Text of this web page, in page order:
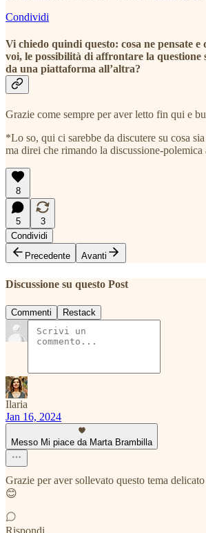
Condividi
Vi chiedo quindi questo: cosa ne pensate e
voi, le possibilità di affrontare la questione
da una piattaforma all’altra?
Grazie come sempre per aver letto fin qui e
*Lo so, qui ci sarebbe da discutere su cosa
ma direi che rimando la discussione-polemica
8
5
3
Condividi
Precedente
Avanti
Discussione su questo Post
Commenti Restack
Ilaria
Jan 16, 2024
Messo Mi piace da Marta Brambilla
Grazie per aver sollevato questo tema
😊
Rispondi